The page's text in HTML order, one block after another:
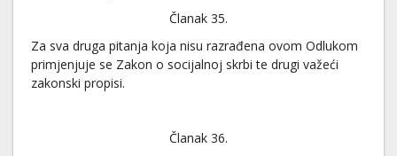
Članak 35.
Za sva druga pitanja koja nisu razrađena ovom Odlukom
primjenjuje se Zakon o socijalnoj skrbi te drugi važeći
zakonski propisi.
Članak 36.